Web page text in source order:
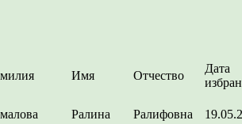
Имя Отчество
Дата
Ралина Ралифовна